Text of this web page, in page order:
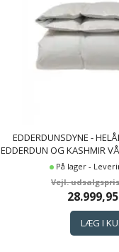
EDDERDUNSDYNE -
EDDERDUN OG KASHMIR
På lager -
28.999,95